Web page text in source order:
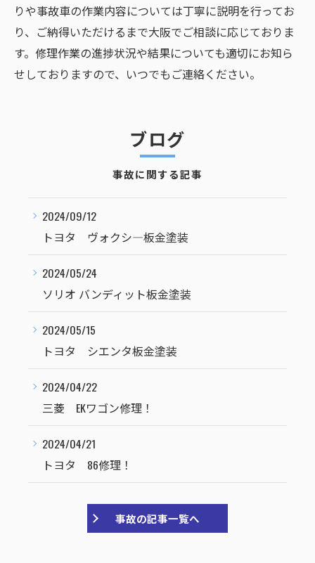
りや事故車の作業内容については丁寧に説明を行ってお
り、ご納得いただけるまで大阪でご相談に応じておりま
す。修理作業の進捗状況や結果についても適切にお知ら
せしておりますので、いつでもご連絡ください。
ブログ
事故に関する記事
2024/09/12
トヨタ ヴォクシ―板金塗装
2024/05/24
ソリオ バンディット板金塗装
2024/05/15
トヨタ シエンタ板金塗装
2024/04/22
三菱 EKワゴン修理！
2024/04/21
トヨタ 86修理！
事故の記事一覧へ